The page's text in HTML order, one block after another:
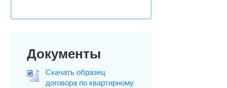
Документы
Скачать образец
договора по квартирному